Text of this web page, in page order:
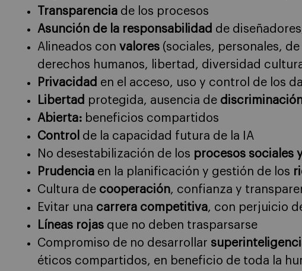
Transparencia de los procesos
Asunción de la responsabilidad de
Alineados con valores (sociales, personales,
derechos humanos, libertad, diversidad
Privacidad en el acceso, uso y control de los
Libertad protegida, ausencia de
Abierta: beneficios compartidos
Control de la capacidad futura de la IA
No desestabilización de los procesos sociales
Prudencia en la planificación y gestión de los
Cultura de cooperación, confianza y
Evitar una carrera competitiva, con perjuicio
Líneas rojas que no deben trasparsarse
Compromiso de no desarrollar
éticos compartidos, en beneficio de toda la